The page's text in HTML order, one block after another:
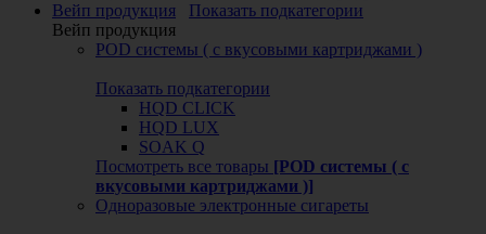
Вейп продукция
Показать подкатегории
Вейп продукция
POD системы ( с вкусовыми картриджами )
Показать подкатегории
HQD CLICK
HQD LUX
SOAK Q
Посмотреть все товары [POD системы ( с
вкусовыми картриджами )]
Одноразовые электронные сигареты